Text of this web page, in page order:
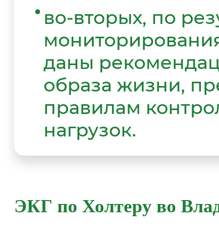
во-вторых, по
даны
образа жизни,
правилам
нагрузок.
ЭКГ по Холтеру во